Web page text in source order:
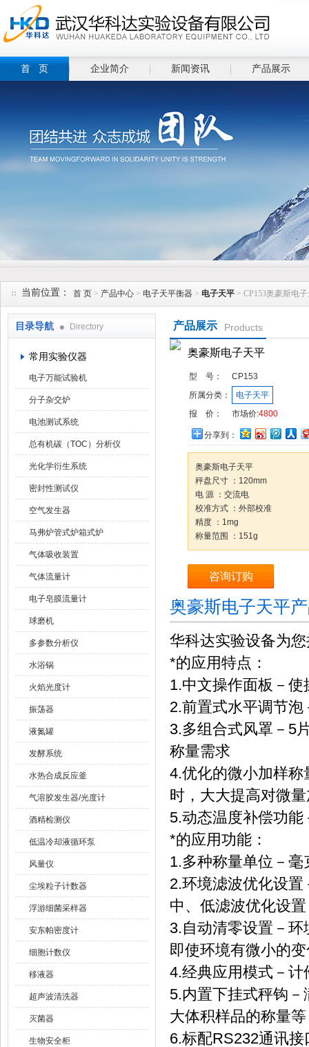
首 页 企业简介 新闻资讯 产品展示
当前位置： 首 页 > 产品中心 > 电子天平衡器 > 电子天平 > CP153奥豪斯电
目录导航 Directory
常用实验仪器
电子万能试验机
分子杂交炉
电池测试系统
总有机碳（TOC）分析仪
光化学衍生系统
密封性测试仪
空气发生器
马弗炉管式炉箱式炉
气体吸收装置
气体流量计
电子皂膜流量计
球磨机
多参数分析仪
水浴锅
火焰光度计
振荡器
液氮罐
发酵系统
水热合成反应釜
气溶胶发生器/光度计
酒精检测仪
低温冷却液循环泵
风量仪
尘埃粒子计数器
浮游细菌采样器
安东帕密度计
细胞计数仪
移液器
超声波清洗器
灭菌器
生物安全柜
产品展示 Products
奥豪斯电子天平
型 号：
CP153
所属分类：
电子天平
报 价：
市场价:4800
分享到：
奥豪斯电子天平
秤盘尺寸 ：120mm
电 源 ：交流电
校准方式 ：外部校准
精度 ：1mg
称量范围 ：151g
咨询订购
奥豪斯电子天平
华科达实验设备为
*的应用特点：
1.中文操作面板－
2.前置式水平调节
3.多组合式风罩－5
称量需求
4.优化的微小加样
时，大大提高对微
5.动态温度补偿功
*的应用功能：
1.多种称量单位－
2.环境滤波优化设
中、低滤波优化设
3.自动清零设置－
即使环境有微小的
4.经典应用模式－
5.内置下挂式秤钩
大体积样品的称量等
6.标配RS232通讯